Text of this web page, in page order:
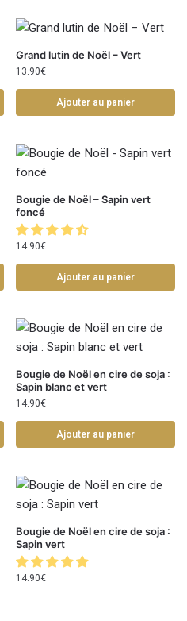
Grand lutin de Noël – Vert
13.90€
Ajouter au panier
Bougie de Noël – Sapin vert
foncé
14.90€
Ajouter au panier
Bougie de Noël en cire de soja :
Sapin blanc et vert
14.90€
Ajouter au panier
Bougie de Noël en cire de soja :
Sapin vert
14.90€